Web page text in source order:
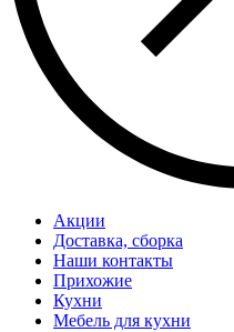
Акции
Доставка, сборка
Наши контакты
Прихожие
Кухни
Мебель для кухни